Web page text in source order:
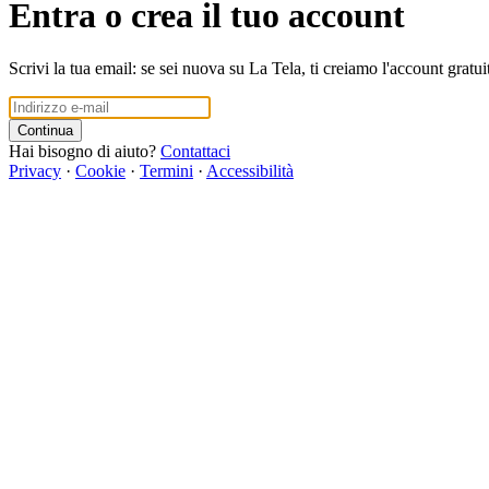
Entra o crea il tuo account
Scrivi la tua email: se sei nuova su La Tela, ti creiamo l'account
Continua
Hai bisogno di aiuto? Contattaci
Privacy · Cookie · Termini · Accessibilità